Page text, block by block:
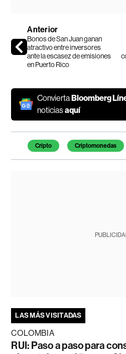
Anterior
Bonos de San Juan ganan
atractivo entre inversores
ante la escasez de emisiones
en Puerto Rico
ConviertaBloomberg
noticiasaquí
Temas de este artículo
Cripto Criptomonedas
LAS MÁS VISITADAS
COLOMBIA
RUI: Paso a paso para